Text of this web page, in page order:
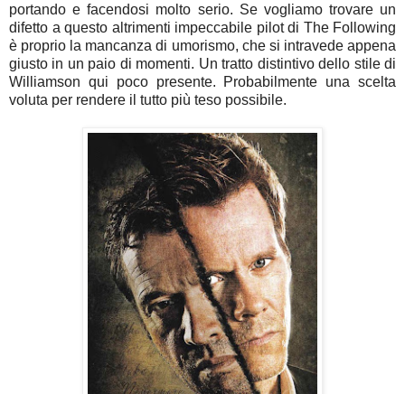
portando e facendosi molto serio. Se vogliamo trovare un
difetto a questo altrimenti impeccabile pilot di The Following
è proprio la mancanza di umorismo, che si intravede appena
giusto in un paio di momenti. Un tratto distintivo dello stile di
Williamson qui poco presente. Probabilmente una scelta
voluta per rendere il tutto più teso possibile.